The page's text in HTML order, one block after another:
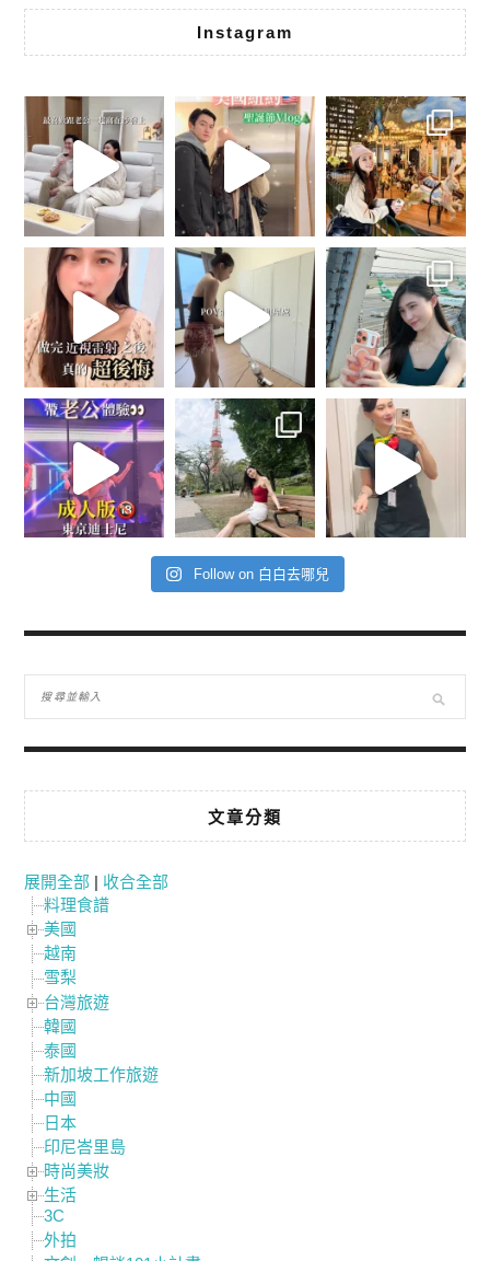
Instagram
Follow on 白白去哪兒
文章分類
展開全部 | 收合全部
料理食譜
美國
越南
雪梨
台灣旅遊
韓國
泰國
新加坡工作旅遊
中國
日本
印尼峇里島
時尚美妝
生活
3C
外拍